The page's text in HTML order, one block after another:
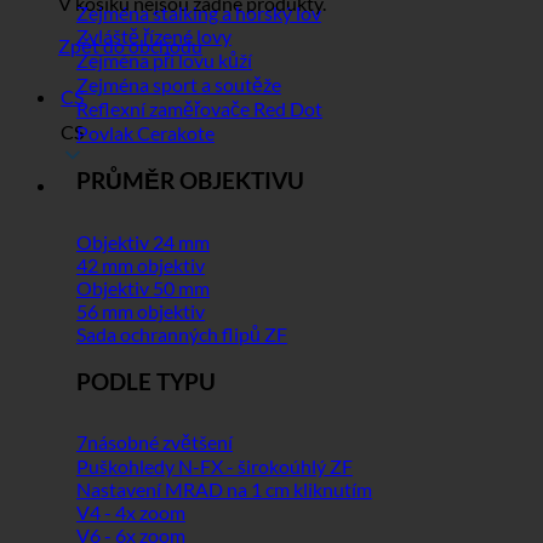
Zpět do obchodu
CS
CS
Zejména stalking a horský lov
Zvláště řízené lovy
Zejména při lovu kůží
Zejména sport a soutěže
Reflexní zaměřovače Red Dot
Povlak Cerakote
PRŮMĚR OBJEKTIVU
Objektiv 24 mm
42 mm objektiv
Objektiv 50 mm
56 mm objektiv
Sada ochranných flipů ZF
PODLE TYPU
7násobné zvětšení
Puškohledy N-FX - širokoúhlý ZF
Nastavení MRAD na 1 cm kliknutím
V4 - 4x zoom
V6 - 6x zoom